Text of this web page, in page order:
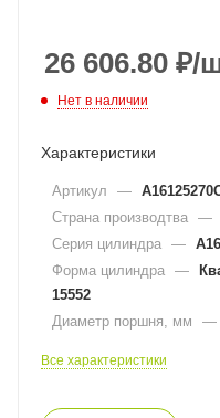
26 606.80 ₽/
Нет в наличии
Характеристики
Артикул —
Страна производтва —
Серия цилиндра — A16
Форма цилиндра —
15552
Диаметр поршня, мм
—
Все характеристики